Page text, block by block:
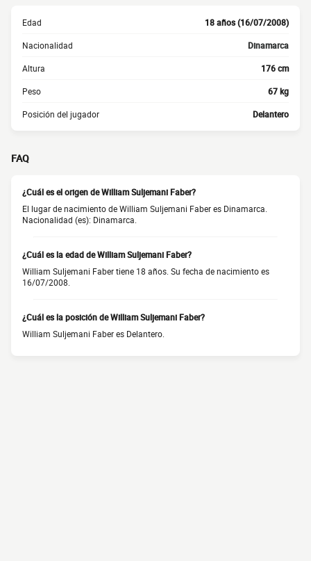
Edad 18 años (16/07/2008)
Nacionalidad Dinamarca
Altura 176 cm
Peso 67 kg
Posición del jugador Delantero
FAQ
¿Cuál es el origen de William Suljemani Faber?
El lugar de nacimiento de William Suljemani Faber es Dinamarca.
Nacionalidad (es): Dinamarca.
¿Cuál es la edad de William Suljemani Faber?
William Suljemani Faber tiene 18 años. Su fecha de nacimiento es
16/07/2008.
¿Cuál es la posición de William Suljemani Faber?
William Suljemani Faber es Delantero.